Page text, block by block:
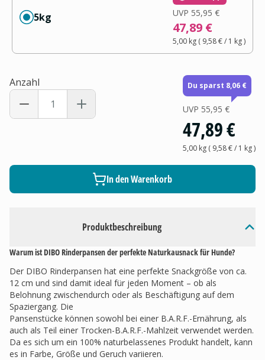
Produktbeschreibung
Warum ist DIBO Rinderpansen der perfekte Naturkausnack für Hunde?
Der DIBO Rinderpansen hat eine perfekte Snackgröße von ca.
12 cm und sind damit ideal für jeden Moment – ob als
Belohnung zwischendurch oder als Beschäftigung auf dem
Spaziergang. Die
Pansenstücke können sowohl bei einer B.A.R.F.-Ernährung, als
auch als Teil einer Trocken-B.A.R.F.-Mahlzeit verwendet werden.
Da es sich um ein 100% naturbelassenes Produkt handelt, kann
es in Farbe, Größe und Geruch variieren.
5kg UVP 55,95 €
47,89 €
5,00 kg( 9,58 €/ 1 kg)
Anzahl Du sparst 8,06 €
UVP 55,95 €
47,89 €
5,00 kg( 9,58 €/ 1 kg)
In den Warenkorb